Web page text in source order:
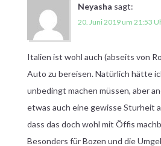
Neyasha sagt:
20. Juni 2019 um 21:53
Italien ist wohl auch (abseits von
Auto zu bereisen. Natürlich hätte
unbedingt machen müssen, aber
etwas auch eine gewisse Sturheit
dass das doch wohl mit Öffis
Besonders für Bozen und die